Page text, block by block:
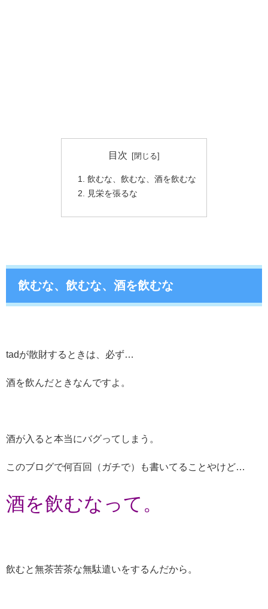
目次
飲むな、飲むな、酒を飲むな
見栄を張るな
飲むな、飲むな、酒を飲むな
tadが散財するときは、必ず…
酒を飲んだときなんですよ。
酒が入ると本当にバグってしまう。
このブログで何百回（ガチで）も書いてることやけど…
酒を飲むなって。
飲むと無茶苦茶な無駄遣いをするんだから。